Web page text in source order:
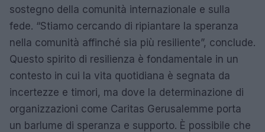
sostegno della comunità internazionale e sulla
fede. “Stiamo cercando di ripiantare la speranza
nella comunità affinché sia più resiliente”, conclude.
Questo spirito di resilienza è fondamentale in un
contesto in cui la vita quotidiana è segnata da
incertezze e timori, ma dove la determinazione di
organizzazioni come Caritas Gerusalemme porta
un barlume di speranza e supporto. È possibile che